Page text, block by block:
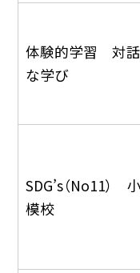
体験的学習 対
な学び
SDG’s（No11）
模校